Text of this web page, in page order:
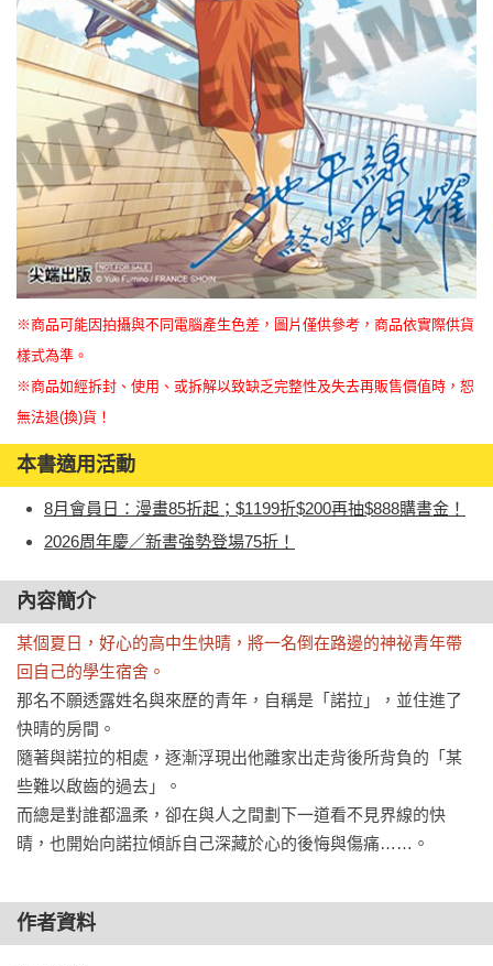
※商品可能因拍攝與不同電腦產生色差，圖片僅供參考，商品依實際供貨
樣式為準。
※商品如經拆封、使用、或拆解以致缺乏完整性及失去再販售價值時，恕
無法退(換)貨！
本書適用活動
8月會員日：漫畫85折起；$1199折$200再抽$888購書金！
2026周年慶／新書強勢登場75折！
內容簡介
某個夏日，好心的高中生快晴，將一名倒在路邊的神祕青年帶
回自己的學生宿舍。
那名不願透露姓名與來歷的青年，自稱是「諾拉」，並住進了
快晴的房間。
隨著與諾拉的相處，逐漸浮現出他離家出走背後所背負的「某
些難以啟齒的過去」。
而總是對誰都溫柔，卻在與人之間劃下一道看不見界線的快
晴，也開始向諾拉傾訴自己深藏於心的後悔與傷痛……。
作者資料